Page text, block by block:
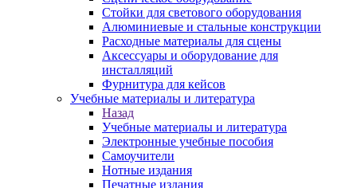
Стойки для светового оборудования
Алюминиевые и стальные конструкции
Расходные материалы для сцены
Аксессуары и оборудование для
инсталляций
Фурнитура для кейсов
Учебные материалы и литература
Назад
Учебные материалы и литература
Электронные учебные пособия
Самоучители
Нотные издания
Печатные издания